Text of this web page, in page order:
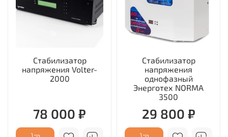
Стабилизатор
напряжения Volter-
2000
78 000 ₽
Стабилизатор
напряжения
однофазный
Энерготех NORMA
3500
29 800 ₽